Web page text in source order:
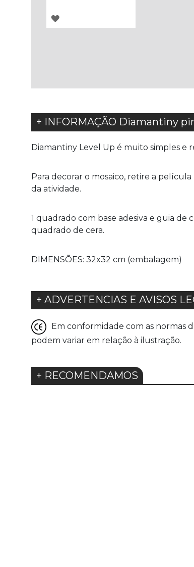
ADICIONAR
DESEJOS
+ INFORMAÇÃO Diamantiny
Diamantiny Level Up é muito simples e
Para decorar o mosaico, retire a
da atividade.
1 quadrado com base adesiva e guia de
quadrado de cera.
DIMENSÕES: 32x32 cm (embalagem)
+ ADVERTENCIAS E AVISOS
Em conformidade com as normas
podem variar em relação à ilustração.
+ RECOMENDAMOS